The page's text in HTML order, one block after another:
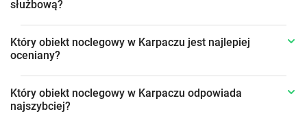
służbową?
Który obiekt noclegowy w Karpaczu jest najlepiej
oceniany?
Który obiekt noclegowy w Karpaczu odpowiada
najszybciej?